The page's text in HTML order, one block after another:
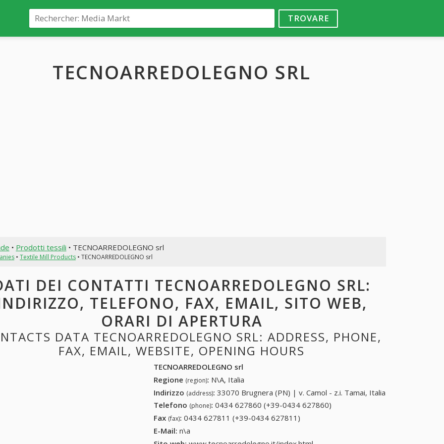
TROVARE
TECNOARREDOLEGNO SRL
• Prodotti tessili • TECNOARREDOLEGNO srl
• Textile Mill Products• TECNOARREDOLEGNO srl
DEI CONTATTI TECNOARREDOLEGNO SRL:
TELEFONO, FAX, EMAIL, SITO WEB,
ORARI DI APERTURA
DATA TECNOARREDOLEGNO SRL: ADDRESS, PHONE,
FAX, EMAIL, WEBSITE, OPENING HOURS
TECNOARREDOLEGNO srl
Regione (region): N\A, Italia
Indirizzo (address): 33070 Brugnera (PN) | v. Camol - z.i. Tamai, Italia
Telefono (phone): 0434 627860 (+39-0434 627860)
Fax (fax): 0434 627811 (+39-0434 627811)
E-Mail: n\a